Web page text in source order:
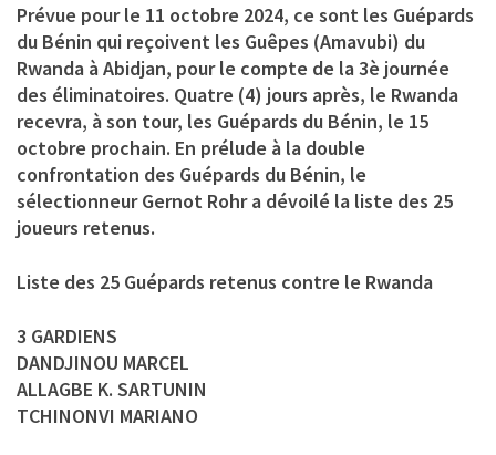
Prévue pour le 11 octobre 2024, ce sont les Guépards
du Bénin qui reçoivent les Guêpes (Amavubi) du
Rwanda à Abidjan, pour le compte de la 3è journée
des éliminatoires. Quatre (4) jours après, le Rwanda
recevra, à son tour, les Guépards du Bénin, le 15
octobre prochain. En prélude à la double
confrontation des Guépards du Bénin, le
sélectionneur Gernot Rohr a dévoilé la liste des 25
joueurs retenus.
Liste des 25 Guépards retenus contre le Rwanda
3 GARDIENS
DANDJINOU MARCEL
ALLAGBE K. SARTUNIN
TCHINONVI MARIANO